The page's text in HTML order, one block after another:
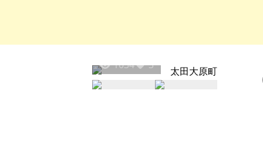
1034 3